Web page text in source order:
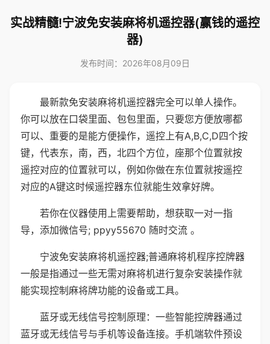
实战精髓!宁波免安装麻将机遥控器(赢钱的遥控
器)
发布时间：2026年08月09日
最新款免安装麻将机遥控器完全可以单人操作。
你可以放在口袋里面、包包里面，只要您方便放哪都
可以、重要的是能方便操作，遥控上有A,B,C,D四个按
键，代表东，南，西，北四个方位，座那个位置就按
遥控对应的位置就可以，例如你做在东位置就按遥控
对应的A键这时候遥控器东位就能生效拿好牌。
若你在仪器使用上需要帮助，想获取一对一指
导，添加微信号; ppyy55670 随时交流 。
宁波免安装麻将机遥控器;普通麻将机程序控牌器
一般是指通过一些无需对麻将机进行复杂安装操作就
能实现控制麻将牌功能的设备或工具。
蓝牙或无线信号控制原理：一些智能控牌器通过
蓝牙或无线信号与手机等设备连接。手机端软件预设